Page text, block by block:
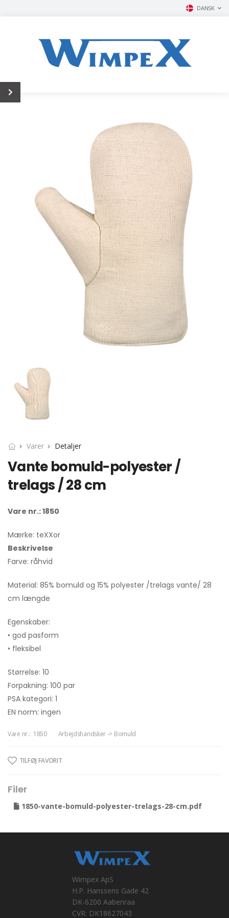
DANSK
Varer Detaljer
Vante bomuld-polyester /
trelags / 28 cm
Vare nr.: 1850
Mærke: teXXor
Beskrivelse
Farve: råhvid
Material: 85% bomuld og 15% polyester /trelags vante/ 28
cm længde
Egenskaber:
• god pasform
• fleksibel
Størrelse: 10
Forpakning: 100 par
PSA kategori: 1
EN norm: ingen
Vare nr.: 1850 Arbejdshandsker -> Bomuld
TILFØJ FAVORIT
Filer
1850-vante-bomuld-polyester-trelags-28-cm.pdf
Wimpex ApS
H.P. Hanssens Gade 42
DK-6200 Aabenraa
CVR: DK18627043